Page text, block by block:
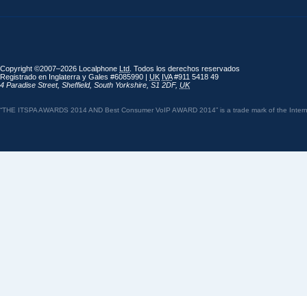
Copyright ©2007–2026 Localphone Ltd . Todos los derechos reservados
Registrado en Inglaterra y Gales #6085990 | UK IVA#911 5418 49
4 Paradise Street, Sheffield, South Yorkshire S1 2DF, UK
“THE ITSPA AWARDS 2014 AND Best Consumer VoIP AWARD 2014” is a trade mark of the